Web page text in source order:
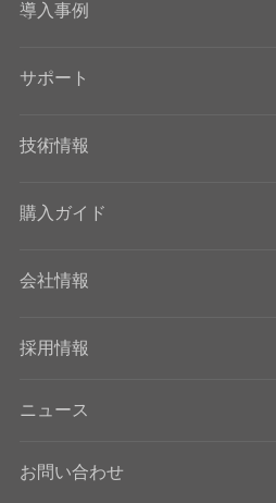
導入事例
サポート
技術情報
購入ガイド
会社情報
採用情報
ニュース
お問い合わせ